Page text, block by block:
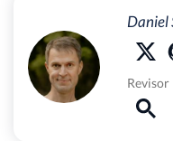
Daniel
Revisor